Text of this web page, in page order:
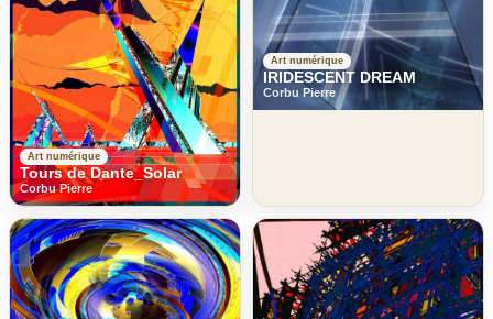
Art numérique
Tours de Dante_Solar
Corbu Pierre
Art numérique
IRIDESCENT DREAM
Corbu Pierre